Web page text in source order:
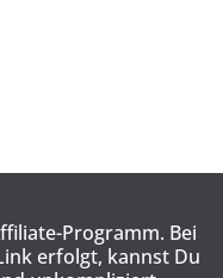
Programm. Bei
erfolgt, kannst Du